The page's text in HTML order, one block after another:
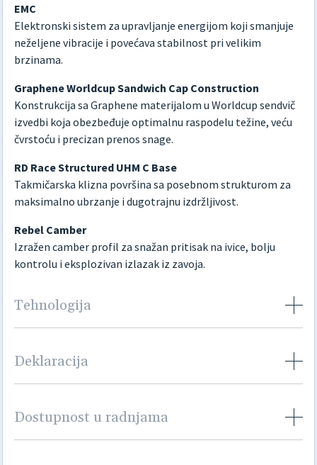
EMC
Elektronski sistem za upravljanje energijom koji smanjuje
neželjene vibracije i povećava stabilnost pri velikim
brzinama.
Graphene Worldcup Sandwich Cap Construction
Konstrukcija sa Graphene materijalom u Worldcup sendvič
izvedbi koja obezbeđuje optimalnu raspodelu težine, veću
čvrstoću i precizan prenos snage.
RD Race Structured UHM C Base
Takmičarska klizna površina sa posebnom strukturom za
maksimalno ubrzanje i dugotrajnu izdržljivost.
Rebel Camber
Izražen camber profil za snažan pritisak na ivice, bolju
kontrolu i eksplozivan izlazak iz zavoja.
Tehnologija
Deklaracija
Dostupnost u radnjama